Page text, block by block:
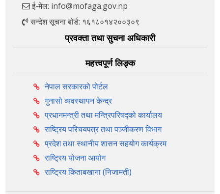
ई-मेल: info@mofaga.gov.np
सन्देश सूचना बोर्ड: १६१८०१४२००३०९
प्रवक्ता तथा सुचना अधिकारी
महत्त्वपूर्ण लिङ्क
नेपाल सरकारको पोर्टल
गुनासो व्यवस्थापन केन्द्र
प्रधानमन्त्री तथा मन्त्रिपरिषद्को कार्यालय
राष्ट्रिय परिचयपत्र तथा पञ्‍जीकरण विभाग
प्रदेश तथा स्थानीय शासन सहयोग कार्यक्रम
राष्ट्रिय योजना आयोग
राष्ट्रिय किताबखाना (निजामती)